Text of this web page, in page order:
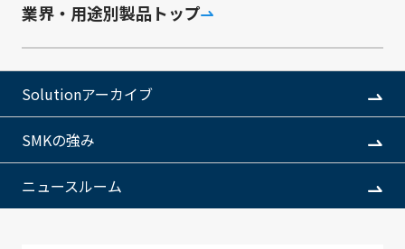
業界・用途別製品トップ
Solutionアーカイブ
SMKの強み
ニュースルーム
ユースケース
主な特長
製品例
関連製品
SMKが開発した自立給電型のLoRaWAN®対応トラッカ
用しており、PVセルと二次電池を内蔵しています。